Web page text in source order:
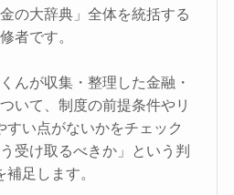
の大辞典」全体を統括する
者です。
んが収集・整理した金融・
いて、制度の前提条件やリ
すい点がないかをチェック
受け取るべきか」という判
補足します。